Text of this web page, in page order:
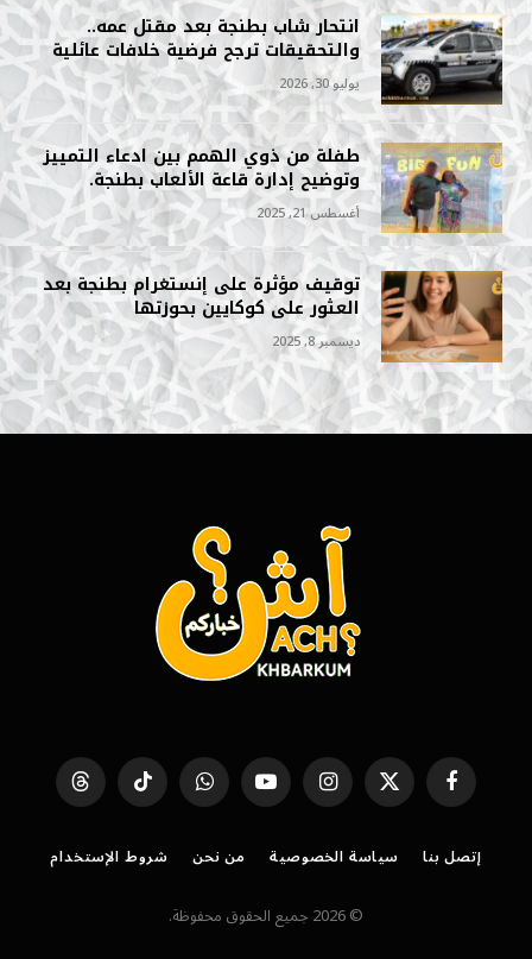
انتحار شاب بطنجة بعد مقتل عمه..
والتحقيقات ترجح فرضية خلافات عائلية
يوليو 30, 2026
طفلة من ذوي الهمم بين ادعاء التمييز
وتوضيح إدارة قاعة الألعاب بطنجة.
أغسطس 21, 2025
توقيف مؤثرة على إنستغرام بطنجة بعد
العثور على كوكايين بحوزتها
ديسمبر 8, 2025
فيسبوك X
(Twitter)
الانستغراميوتيوب واتساب تيكتوك Threads
إتصل بنا سياسة الخصوصية من نحن شروط الإستخدام
© 2026 جميع الحقوق محفوظة.